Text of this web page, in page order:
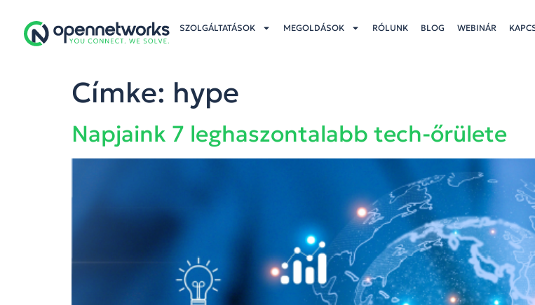
SZOLGÁLTATÁSOK MEGOLDÁSOK RÓLUNK BLOG WEBINÁR
Címke: hype
Napjaink 7 leghaszontalabb tech-őrülete